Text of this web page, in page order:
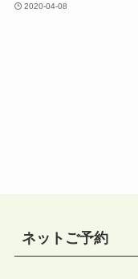
2020-04-08
ネットご予約